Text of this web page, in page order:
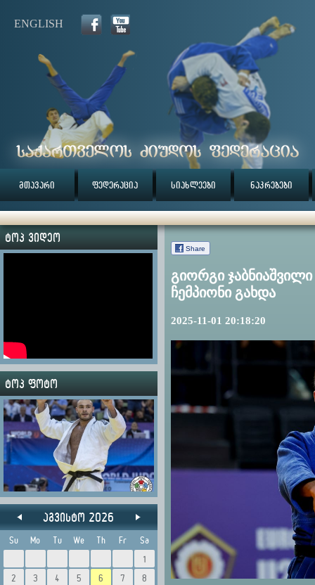
ENGLISH
მთავარი ფედერაცია სიახლეები ნაკრებები
ტოპ ვიდეო
ტოპ ფოტო
აგვისტო 2026
Su Mo Tu We Th Fr
Sa
1
2
3 4 5 6 7
8
Share
გიორგი
ჩემპიონი გახდა
2025-11-01 20:18:20